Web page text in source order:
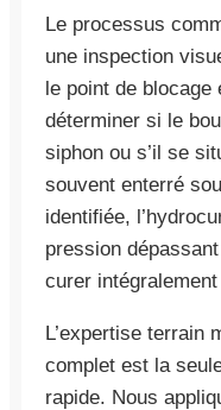
Le processus
une inspection
le point de blocage
déterminer si le
siphon ou s’il se
souvent enterré
identifiée,
pression
curer
L’expertise terrain
complet est la
rapide. Nous